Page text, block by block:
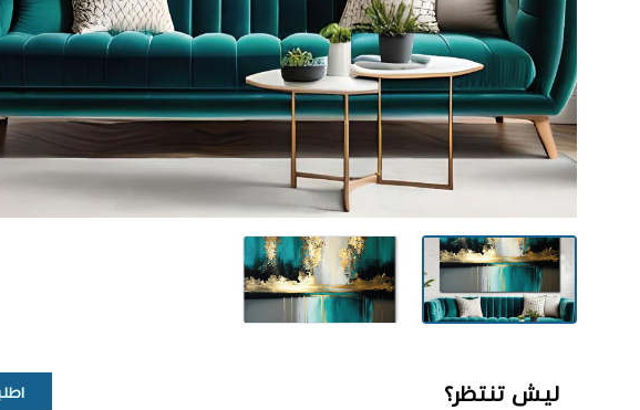
ليش تنتظر؟